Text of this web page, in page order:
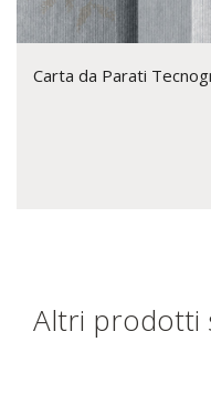
Carta da Parati
Altri prodotti